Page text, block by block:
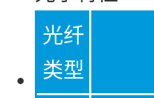
光纤
类型